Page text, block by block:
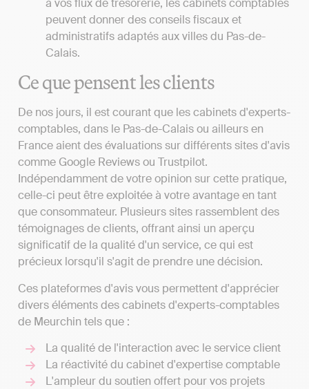
à vos flux de trésorerie, les cabinets comptables
peuvent donner des conseils fiscaux et
administratifs adaptés aux villes du Pas-de-
Calais.
Ce que pensent les clients
De nos jours, il est courant que les cabinets d'experts-
comptables, dans le Pas-de-Calais ou ailleurs en
France aient des évaluations sur différents sites d'avis
comme Google Reviews ou Trustpilot.
Indépendamment de votre opinion sur cette pratique,
celle-ci peut être exploitée à votre avantage en tant
que consommateur. Plusieurs sites rassemblent des
témoignages de clients, offrant ainsi un aperçu
significatif de la qualité d'un service, ce qui est
précieux lorsqu'il s'agit de prendre une décision.
Ces plateformes d'avis vous permettent d'apprécier
divers éléments des cabinets d'experts-comptables
de Meurchin tels que :
La qualité de l'interaction avec le service client
La réactivité du cabinet d'expertise comptable
L'ampleur du soutien offert pour vos projets